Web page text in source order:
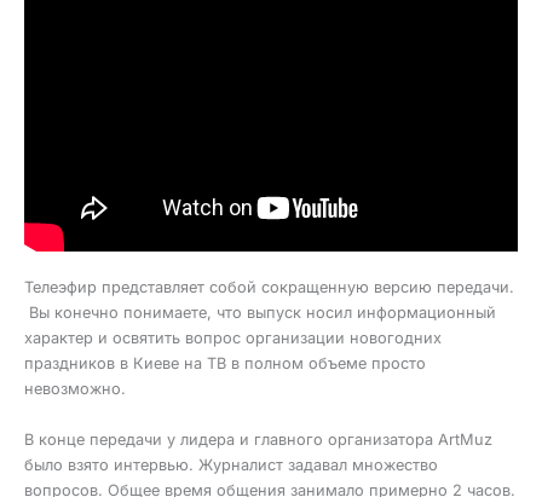
Телеэфир представляет собой сокращенную версию передачи.
Вы конечно понимаете, что выпуск носил информационный
характер и освятить вопрос организации новогодних
праздников в Киеве на ТВ в полном объеме просто
невозможно.
В конце передачи у лидера и главного организатора ArtMuz
было взято интервью. Журналист задавал множество
вопросов. Общее время общения занимало примерно 2 часов.